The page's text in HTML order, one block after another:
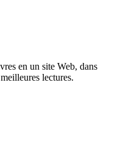
en un site Web, dans
lectures.